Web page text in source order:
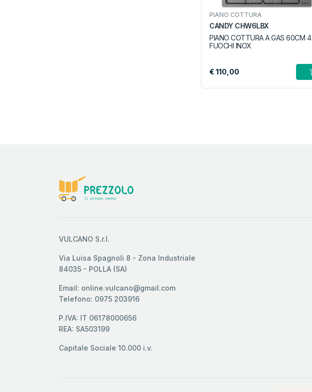
PIANO COTTURA
CANDY CHW6LBX
PIANO COTTURA A GAS 60CM 4
FUOCHI INOX
€ 110,00
VULCANO S.r.l.
Via Luisa Spagnoli 8 - Zona Industriale
84035 - POLLA (SA)
Email: online.vulcano@gmail.com
Telefono: 0975 203916
P.IVA: IT 06178000656
REA: SA503199
Capitale Sociale 10.000 i.v.